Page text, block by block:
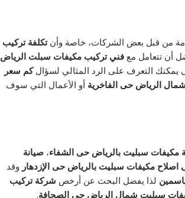
من قبل بعض الشركات، خاصة وأنتكلفة تركيب
أن تتعامل مع فني تركيب مكيفات سبلت الرياض
يمكنك التعرف على الرد المثالي لسؤالكم سعر
الرياض حى الفاخرية أو الأعمال التي سوف
مكيفات سبليت بالرياض حى الشفاء، صيانة
اصلاح مكيفات سبليت بالرياض حى الإزدهار وقد
لذا يفضل البحث عن أرخص شركة تركيب
سبليت شمال الرياض حى الصحافة.